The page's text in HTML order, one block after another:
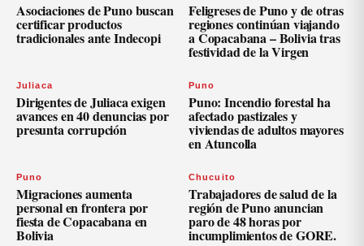
Asociaciones de Puno buscan
certificar productos
tradicionales ante Indecopi
Feligreses de Puno y de otras
regiones continúan viajando
a Copacabana – Bolivia tras
festividad de la Virgen
Juliaca
Dirigentes de Juliaca exigen
avances en 40 denuncias por
presunta corrupción
Puno
Puno: Incendio forestal ha
afectado pastizales y
viviendas de adultos mayores
en Atuncolla
Puno
Migraciones aumenta
personal en frontera por
fiesta de Copacabana en
Bolivia
Chucuito
Trabajadores de salud de la
región de Puno anuncian
paro de 48 horas por
incumplimientos de GORE.